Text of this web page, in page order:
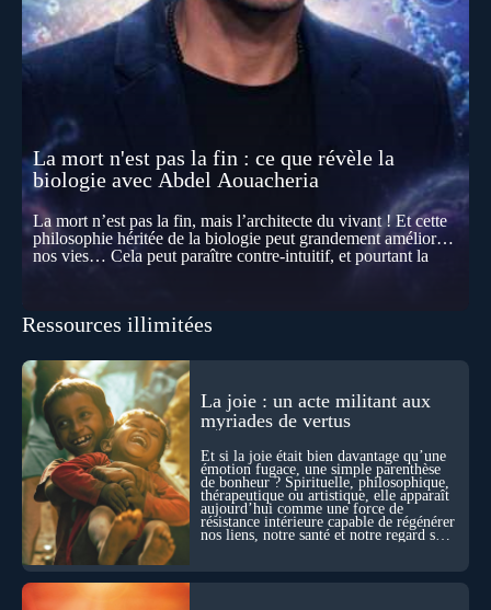
La mort n'est pas la fin : ce que révèle la
biologie avec Abdel Aouacheria
La mort n’est pas la fin, mais l’architecte du vivant ! Et cette
philosophie héritée de la biologie peut grandement améliorer
nos vies… Cela peut paraître contre-intuitif, et pourtant la
se construisent grâce à des milliers de morts cellulaires
effacements nécessaires façonnent la vie elle-même. À toutes
les échelles, la mort apparaît moins comme une rupture que
comme une logique active du vivant. Alors, la biologie peut-
elle transformer notre manière de penser la mort ? Existe-t-il
des ponts avec nos intuitions métaphysiques sur le cycle de
l’âme ? Nous en parlons avec Abdel Aouacheria, docteur en
biochimie et spécialiste de la mort cellulaire.
Ressources illimitées
La joie : un acte militant aux
myriades de vertus
Et si la joie était bien davantage qu’une
émotion fugace, une simple parenthèse
de bonheur ? Spirituelle, philosophique,
thérapeutique ou artistique, elle apparaît
aujourd’hui comme une force de
résistance intérieure capable de régénérer
nos liens, notre santé et notre regard sur